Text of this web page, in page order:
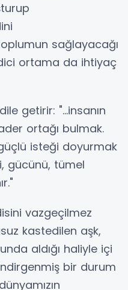
sağlayacağı
ortama da ihtiyaç
getirir: "...insanın
ortağı bulmak.
isteği doyurmak
gücünü, tümel
vazgeçilmez
kastedilen aşk,
aldığı haliyle içi
bir durum